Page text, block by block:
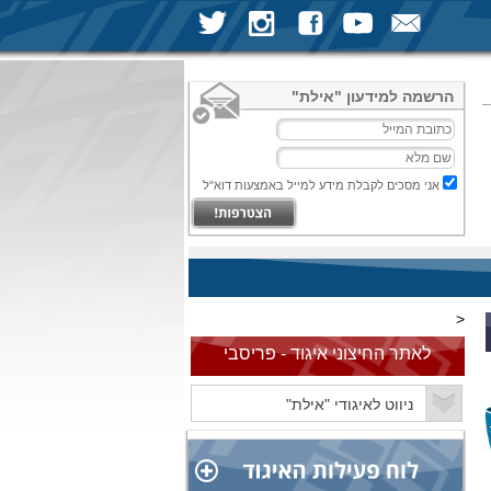
הרשמה למידעון "אילת"
אני מסכים לקבלת מידע למייל באמצעות דוא"ל
<
לאתר החיצוני איגוד - פריסבי